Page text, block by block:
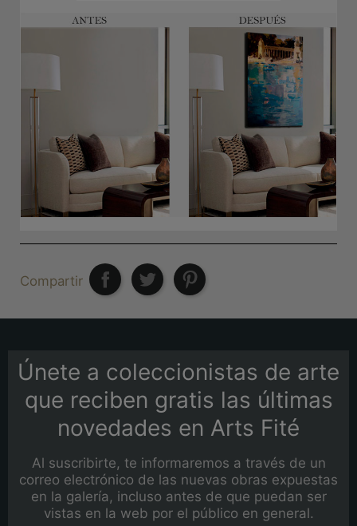
Compartir
Únete a coleccionistas de arte
que reciben gratis las últimas
novedades en Arts Fité
Al suscribirte, te informaremos a través de un
correo electrónico de las nuevas obras expuestas
en la galería, incluso antes de que puedan ser
vistas en la web por el público en general.